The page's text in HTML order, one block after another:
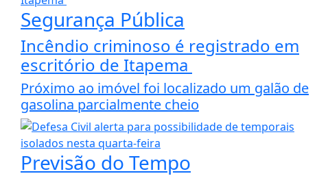
Segurança Pública
Incêndio criminoso é registrado em
escritório de Itapema
Próximo ao imóvel foi localizado um galão de
gasolina parcialmente cheio
Previsão do Tempo